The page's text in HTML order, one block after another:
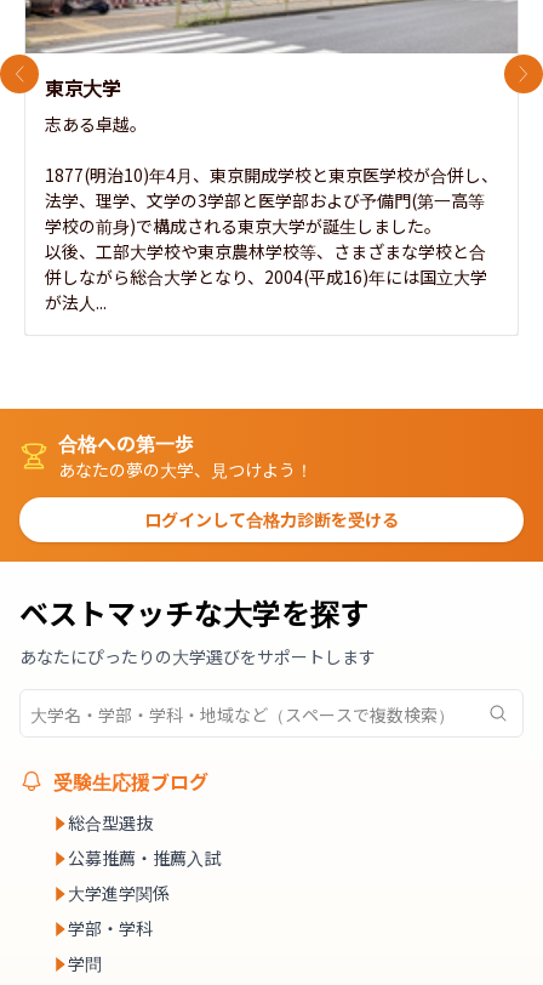
東京大学
志ある卓越。
1877(明治10)年4月、東京開成学校と東京医学校が合併し、
法学、理学、文学の3学部と医学部および予備門(第一高等
学校の前身)で構成される東京大学が誕生しました。
以後、工部大学校や東京農林学校等、さまざまな学校と合
併しながら総合大学となり、2004(平成16)年には国立大学
が法人...
前のスライド 次
合格への第一歩
あなたの夢の大学、見つけよう！
ログインして合格力診断を受ける
ベストマッチな大学を探す
あなたにぴったりの大学選びをサポートします
受験生応援ブログ
総合型選抜
公募推薦・推薦入試
大学進学関係
学部・学科
学問